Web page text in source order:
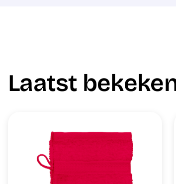
Laatst